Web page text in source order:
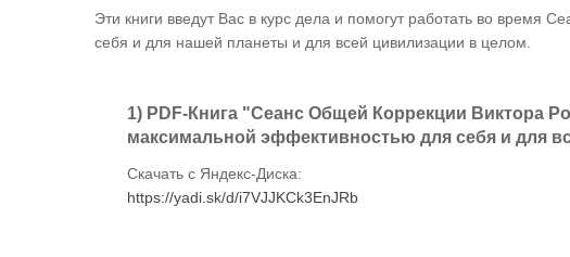
Эти книги введут Вас в курс дела и помогут работать во
себя и для нашей планеты и для всей цивилизации в целом.
1) PDF-Книга "Сеанс Общей Коррекции Виктора
максимальной эффективностью для себя и для
Скачать с Яндекс-Диска:
https://yadi.sk/d/i7VJJKCk3EnJRb